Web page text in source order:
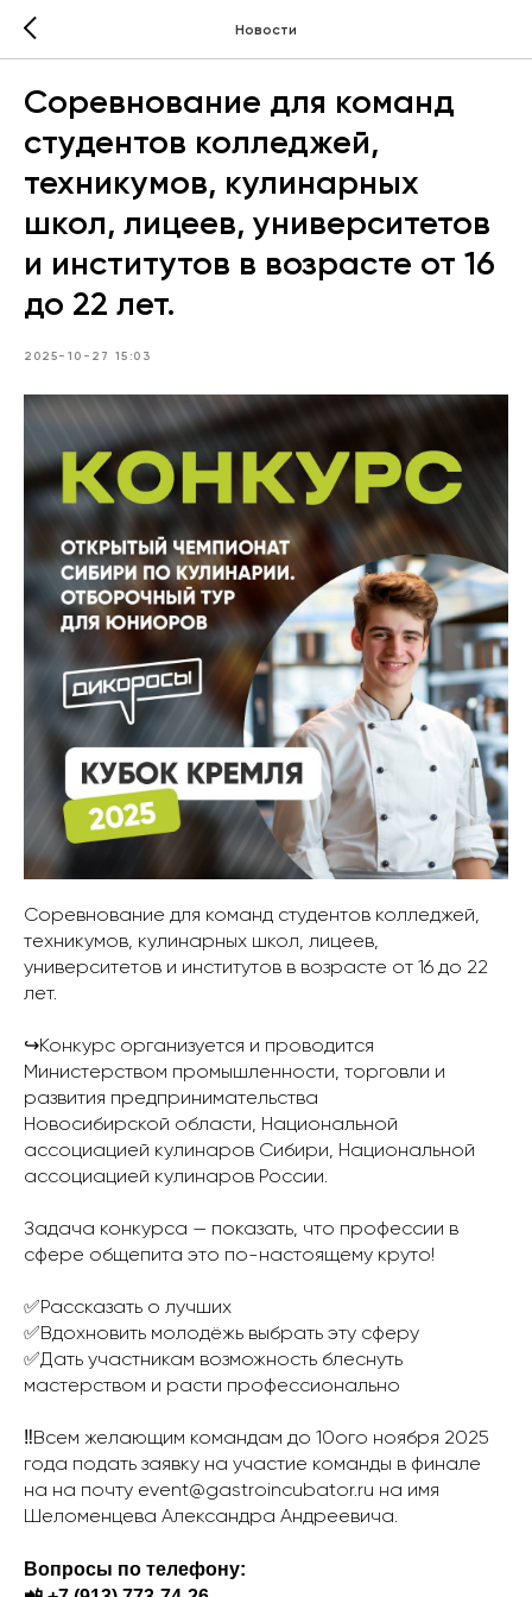
Новости
Соревнование для команд
студентов колледжей,
техникумов, кулинарных
школ, лицеев, университетов
и институтов в возрасте от 16
до 22 лет.
2025-10-27 15:03
Соревнование для команд студентов колледжей,
техникумов, кулинарных школ, лицеев,
университетов и институтов в возрасте от 16 до 22
лет.
↪️Конкурс организуется и проводится
Министерством промышленности, торговли и
развития предпринимательства
Новосибирской области, Национальной
ассоциацией кулинаров Сибири, Национальной
ассоциацией кулинаров России.
Задача конкурса — показать, что профессии в
сфере общепита это по-настоящему круто!
✅Рассказать о лучших
✅Вдохновить молодёжь выбрать эту сферу
✅Дать участникам возможность блеснуть
мастерством и расти профессионально
‼️Всем желающим командам до 10ого ноября 2025
года подать заявку на участие команды в финале
на на почту event@gastroincubator.ru на имя
Шеломенцева Александра Андреевича.
Вопросы по телефону: